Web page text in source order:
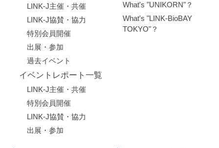
LINK-J主催・共催
LINK-J協賛・協力
特別会員開催
出展・参加
過去イベント
イベントレポート一覧
LINK-J主催・共催
特別会員開催
LINK-J協賛・協力
出展・参加
What's "UNIKORN"？
What's "LINK-BioBAY
TOKYO"？